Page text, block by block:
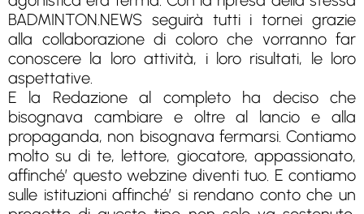
BADMINTON.NEWS seguirà tutti i tornei grazie
alla collaborazione di coloro che vorranno far
conoscere la loro attività, i loro risultati, le loro
aspettative.
E la Redazione al completo ha deciso che
bisognava cambiare e oltre al lancio e alla
propaganda, non bisognava fermarsi. Contiamo
molto su di te, lettore, giocatore, appassionato,
affinché’ questo webzine diventi tuo. E contiamo
sulle istituzioni affinché’ si rendano conto che un